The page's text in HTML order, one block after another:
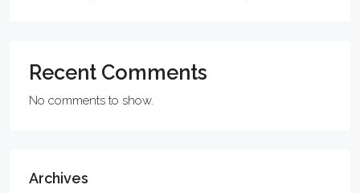
Recent Comments
No comments to show.
Archives